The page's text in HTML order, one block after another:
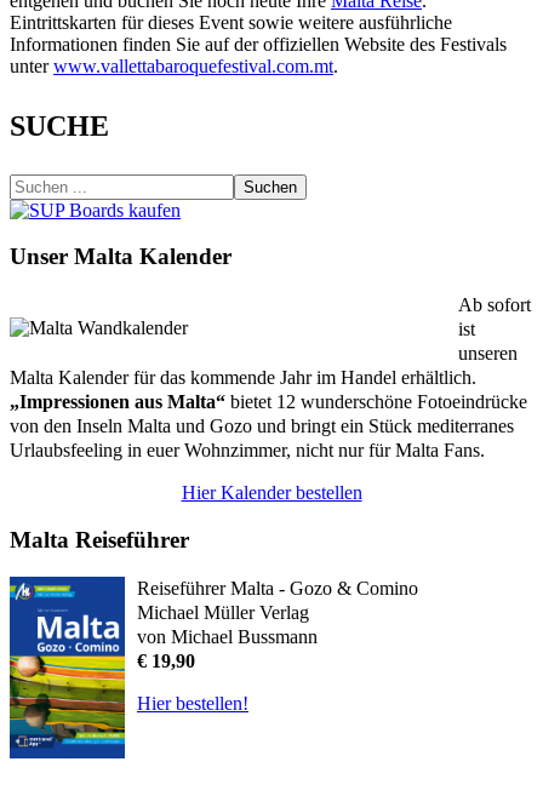
Eintrittskarten für dieses Event sowie weitere ausführliche
Informationen finden Sie auf der offiziellen Website des Festivals
unterwww.vallettabaroquefestival.com.mt.
SUCHE
Suchen
Unser Malta Kalender
Ab sofort
ist
unseren
Malta Kalender für das kommende Jahr im Handel erhältlich.
„Impressionen aus Malta“ bietet 12 wunderschöne Fotoeindrücke
von den Inseln Malta und Gozo und bringt ein Stück mediterranes
Urlaubsfeeling in euer Wohnzimmer, nicht nur für Malta Fans.
Hier Kalender bestellen
Malta Reiseführer
Reiseführer Malta - Gozo & Comino
Michael Müller Verlag
von Michael Bussmann
€ 19,90
Hier bestellen!